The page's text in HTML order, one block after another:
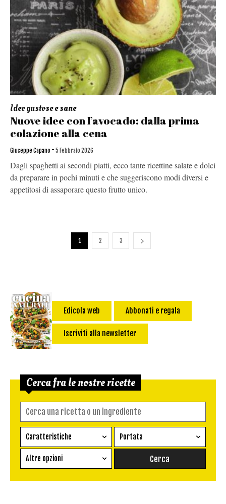
Idee gustose e sane
Nuove idee con l’avocado: dalla prima
colazione alla cena
Giuseppe Capano - 5 Febbraio 2026
Dagli spaghetti ai secondi piatti, ecco tante ricettine salate e dolci
da preparare in pochi minuti e che suggeriscono modi diversi e
appetitosi di assaporare questo frutto unico.
1 2 3
Edicola web Abbonati e regala
Iscriviti alla newsletter
Cerca fra le nostre ricette
Caratteristiche
Ricetta vegetariana
Senza glutine
Portata
Conserva
Altre opzioni